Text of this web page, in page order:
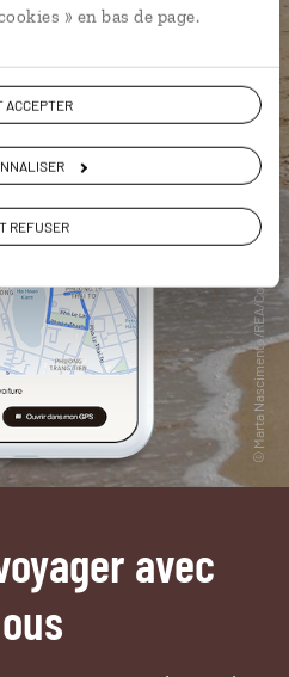
» en bas de page.
ACCEPTER
REFUSER
avec